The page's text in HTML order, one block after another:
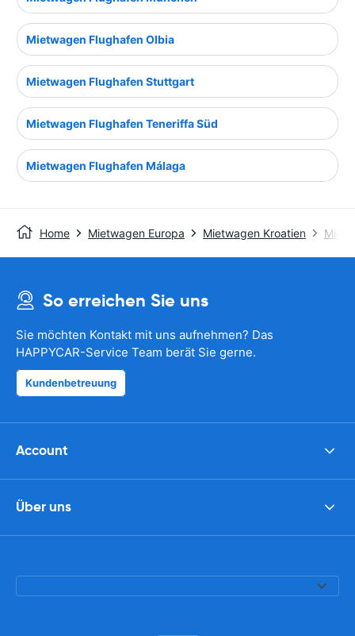
Mietwagen Flughafen Olbia
Mietwagen Flughafen Stuttgart
Mietwagen Flughafen Teneriffa Süd
Mietwagen Flughafen Málaga
Home Mietwagen Europa Mietwagen Kroatien
So erreichen Sie uns
Sie möchten Kontakt mit uns aufnehmen? Das
HAPPYCAR-Service Team berät Sie gerne.
Kundenbetreuung
Account
Über uns